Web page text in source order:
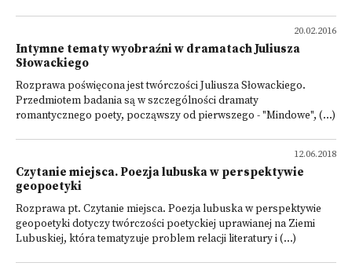
20.02.2016
Intymne tematy wyobraźni w dramatach Juliusza
Słowackiego
Rozprawa poświęcona jest twórczości Juliusza Słowackiego.
Przedmiotem badania są w szczególności dramaty
romantycznego poety, począwszy od pierwszego - "Mindowe", (...)
12.06.2018
Czytanie miejsca. Poezja lubuska w perspektywie
geopoetyki
Rozprawa pt. Czytanie miejsca. Poezja lubuska w perspektywie
geopoetyki dotyczy twórczości poetyckiej uprawianej na Ziemi
Lubuskiej, która tematyzuje problem relacji literatury i (...)